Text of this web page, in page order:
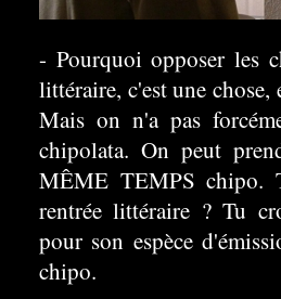
- Pourquoi opposer les
littéraire, c'est une chose,
Mais on n'a pas
chipolata. On peut
MÊME TEMPS chipo.
rentrée littéraire ? Tu
pour son espèce
chipo.